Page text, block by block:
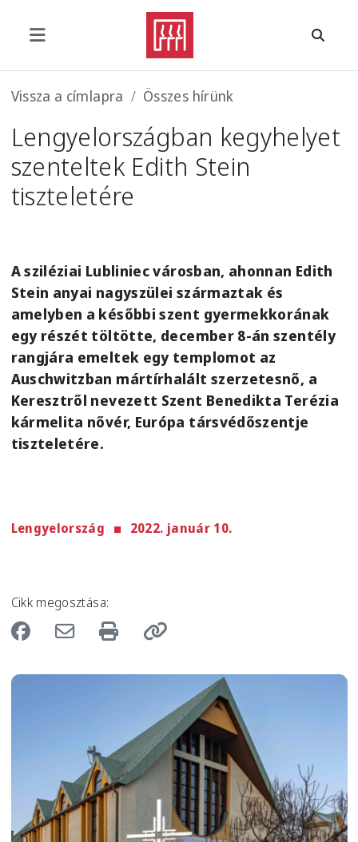
Morzsa
Vissza a címlapra Összes hírünk
Lengyelországban kegyhelyet
szenteltek Edith Stein
tiszteletére
A sziléziai Lubliniec városban, ahonnan Edith
Stein anyai nagyszülei származtak és
amelyben a későbbi szent gyermekkorának
egy részét töltötte, december 8-án szentély
rangjára emeltek egy templomot az
Auschwitzban mártírhalált szerzetesnő, a
Keresztről nevezett Szent Benedikta Terézia
kármelita nővér, Európa társvédőszentje
tiszteletére.
Lengyelország 2022. január 10.
Cikk megosztása:
Image